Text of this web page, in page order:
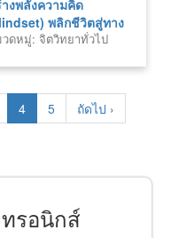
งพลังความคิด
พลิกชีวิตสู่ทาง
ร็จ
ดหมู่: จิตวิทยาทั่วไป
4 5
ถัดไป ›
รอนิกส์